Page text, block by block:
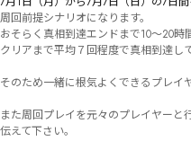
周回前提シナリオになります。
おそらく真相到達エンドまで10～20時
クリアまで平均７回程度で真相到達し
そのため一緒に根気よくできるプレイ
また周回プレイを元々のプレイヤーと
伝えて下さい。